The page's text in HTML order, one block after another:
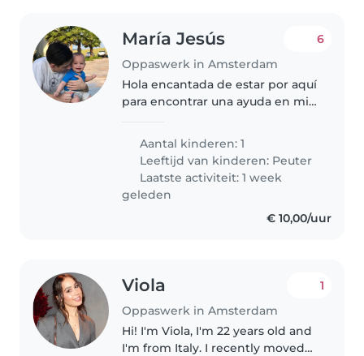
María Jesús
Oppaswerk in Amsterdam
6
Hola encantada de estar por aquí
para encontrar una ayuda en mi
Aantal kinderen: 1
Leeftijd van kinderen: Peuter
Laatste activiteit: 1 week
geleden
€ 10,00/uur
Viola
Oppaswerk in Amsterdam
1
Hi! I'm Viola, I'm 22 years old and
I'm from Italy. I recently moved